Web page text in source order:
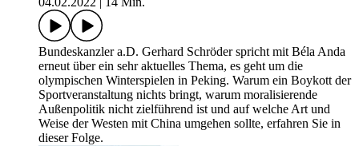
Bundeskanzler a.D. Gerhard Schröder spricht mit Béla Anda
erneut über ein sehr aktuelles Thema, es geht um die
olympischen Winterspielen in Peking. Warum ein Boykott der
Sportveranstaltung nichts bringt, warum moralisierende
Außenpolitik nicht zielführend ist und auf welche Art und
Weise der Westen mit China umgehen sollte, erfahren Sie in
dieser Folge.